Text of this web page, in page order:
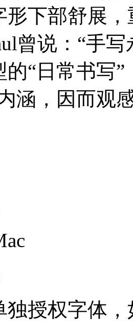
形下部舒展
曾说：“手
的“日常书写
涵，因而观
独授权字体